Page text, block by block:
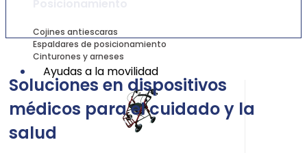
Cojines antiescaras
Espaldares de posicionamiento
Cinturones y arneses
Ayudas a la movilidad
Soluciones en dispositivos
médicos para el cuidado y la
salud